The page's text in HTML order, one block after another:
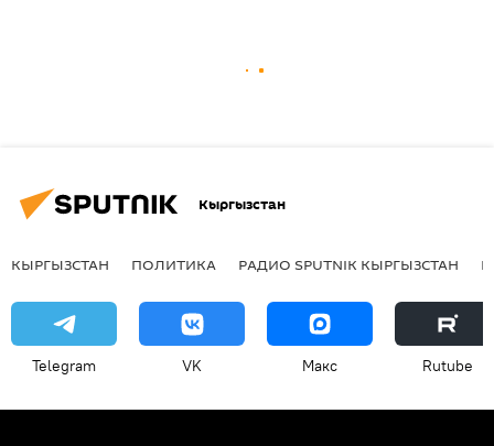
Кыргызстан
КЫРГЫЗСТАН ПОЛИТИКА РАДИО SPUTNIK КЫРГЫЗСТАН
Telegram VK Макс Rutube